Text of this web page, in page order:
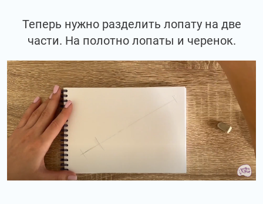
Теперь нужно разделить лопату на две
части. На полотно лопаты и черенок.